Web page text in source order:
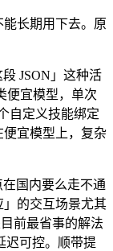
长期用下去。原
JSON」这种活
便宜模型，单次
自定义技能绑定
宜模型上，复杂
在国内要么走不通
的交互场景尤其
前最省事的解法
可控。顺带提